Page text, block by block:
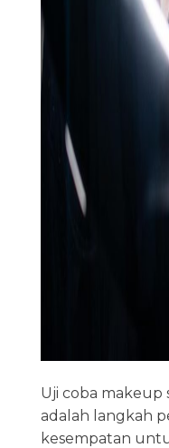
Uji coba makeup
adalah langkah
kesempatan